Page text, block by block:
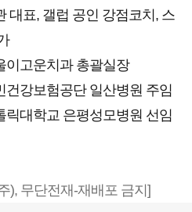
버넌스 실천을 위한 치과위
내 안의 강점을 꺼내 전문
끄는 치과위생사가 되어보
토) 오전 10시~오후6시 / 총 8
실장, 서혜원 주임 치과위생
울시치과위생사회 12층 세
, 4호선 회현역 대...
대표, 갤럽 공인 강점코치, 스
이고운치과 총괄실장
건강보험공단 일산병원 주임
릭대학교 은평성모병원 선임
), 무단전재-재배포 금지]